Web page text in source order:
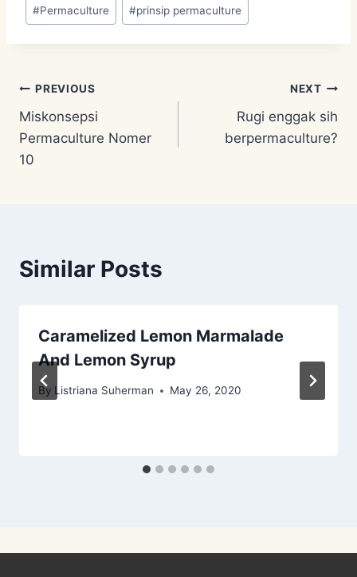
#Permaculture #prinsip permaculture
Post
navigation
PREVIOUS
Miskonsepsi
Permaculture Nomer
10
NEXT
Rugi enggak sih
berpermaculture?
Similar Posts
Caramelized Lemon Marmalade
And Lemon Syrup
By Listriana Suherman May 26, 2020